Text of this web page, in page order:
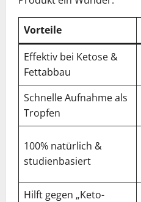
Vorteile
Effektiv bei Ketose &
Fettabbau
Schnelle Aufnahme als
Tropfen
100% natürlich &
studienbasiert
Hilft gegen „Keto-